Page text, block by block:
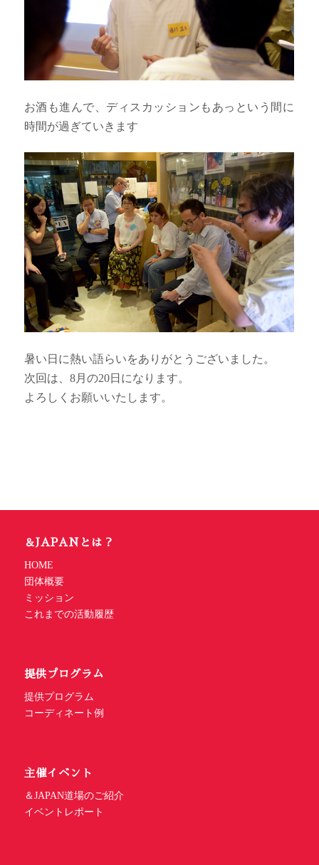
お酒も進んで、ディスカッションもあっという間に
時間が過ぎていきます
暑い日に熱い語らいをありがとうございました。
次回は、8月の20日になります。
よろしくお願いいたします。
＆JAPANとは？
HOME
団体概要
ミッション
これまでの活動履歴
提供プログラム
提供プログラム
コーディネート例
主催イベント
＆JAPAN道場のご紹介
イベントレポート